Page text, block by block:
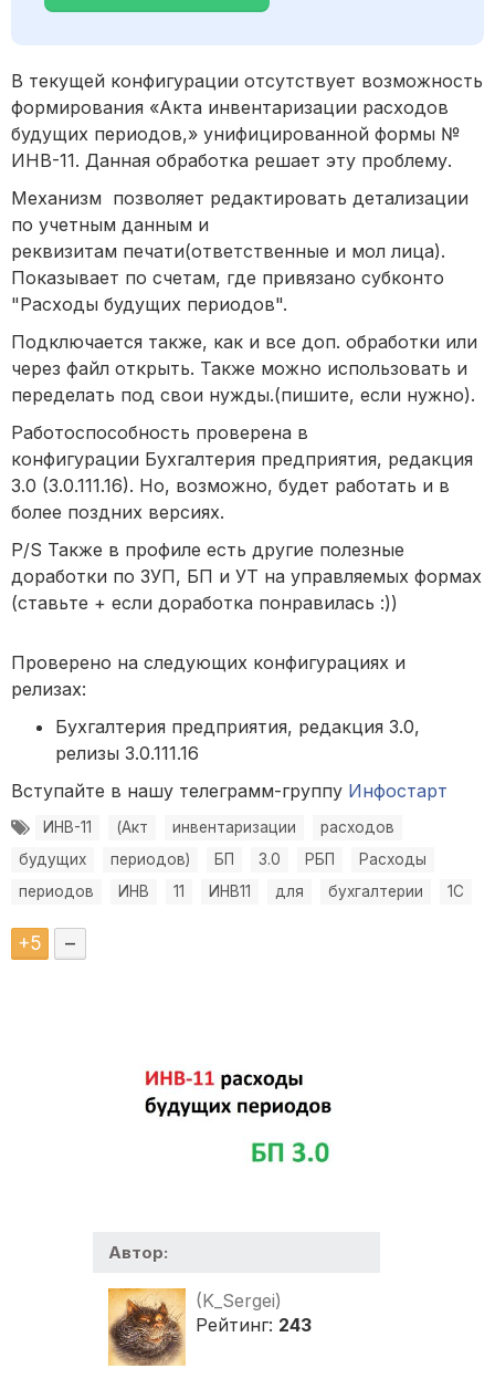
В текущей конфигурации отсутствует возможность
формирования «Акта инвентаризации расходов
будущих периодов,» унифицированной формы №
ИНВ-11. Данная обработка решает эту проблему.
Механизм позволяет редактировать детализации
по учетным данным и
реквизитам печати(ответственные и мол лица).
Показывает по счетам, где привязано субконто
"Расходы будущих периодов".
Подключается также, как и все доп. обработки или
через файл открыть. Также можно использовать и
переделать под свои нужды.(пишите, если нужно).
Работоспособность проверена в
конфигурации Бухгалтерия предприятия, редакция
3.0 (3.0.111.16). Но, возможно, будет работать и в
более поздних версиях.
P/S Также в профиле есть другие полезные
доработки по ЗУП, БП и УТ на управляемых формах
(ставьте + если доработка понравилась :))
Проверено на следующих конфигурациях и
релизах:
Бухгалтерия предприятия, редакция 3.0,
релизы 3.0.111.16
Вступайте в нашу телеграмм-группу Инфостарт
ИНВ-11 (Акт инвентаризации
расходов
будущих
периодов) БП 3.0 РБП
Расходы
периодов
ИНВ 11 ИНВ11 для бухгалтерии 1С
+5 –
Автор:
(K_Sergei)
Рейтинг: 243